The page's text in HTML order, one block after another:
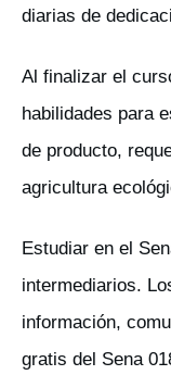
diarias de
Al finalizar el
habilidades para
de producto,
agricultura
Estudiar en el
intermediarios.
información,
gratis del Sena